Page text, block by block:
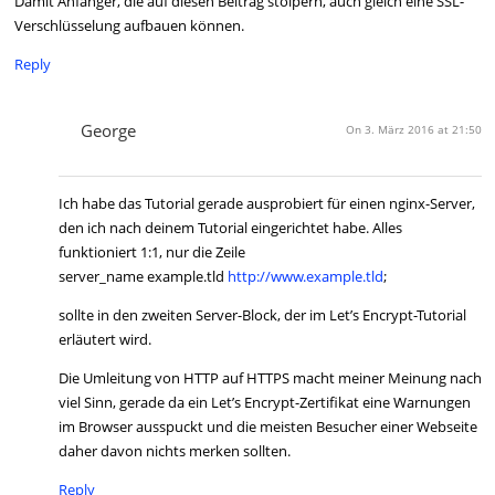
Verschlüsselung aufbauen können.
Reply
George On 3. März 2016 at 21:50
Ich habe das Tutorial gerade ausprobiert für einen nginx-Server,
den ich nach deinem Tutorial eingerichtet habe. Alles
funktioniert 1:1, nur die Zeile
server_name example.tld http://www.example.tld;
sollte in den zweiten Server-Block, der im Let’s Encrypt-Tutorial
erläutert wird.
Die Umleitung von HTTP auf HTTPS macht meiner Meinung nach
viel Sinn, gerade da ein Let’s Encrypt-Zertifikat eine Warnungen
im Browser ausspuckt und die meisten Besucher einer Webseite
daher davon nichts merken sollten.
Reply